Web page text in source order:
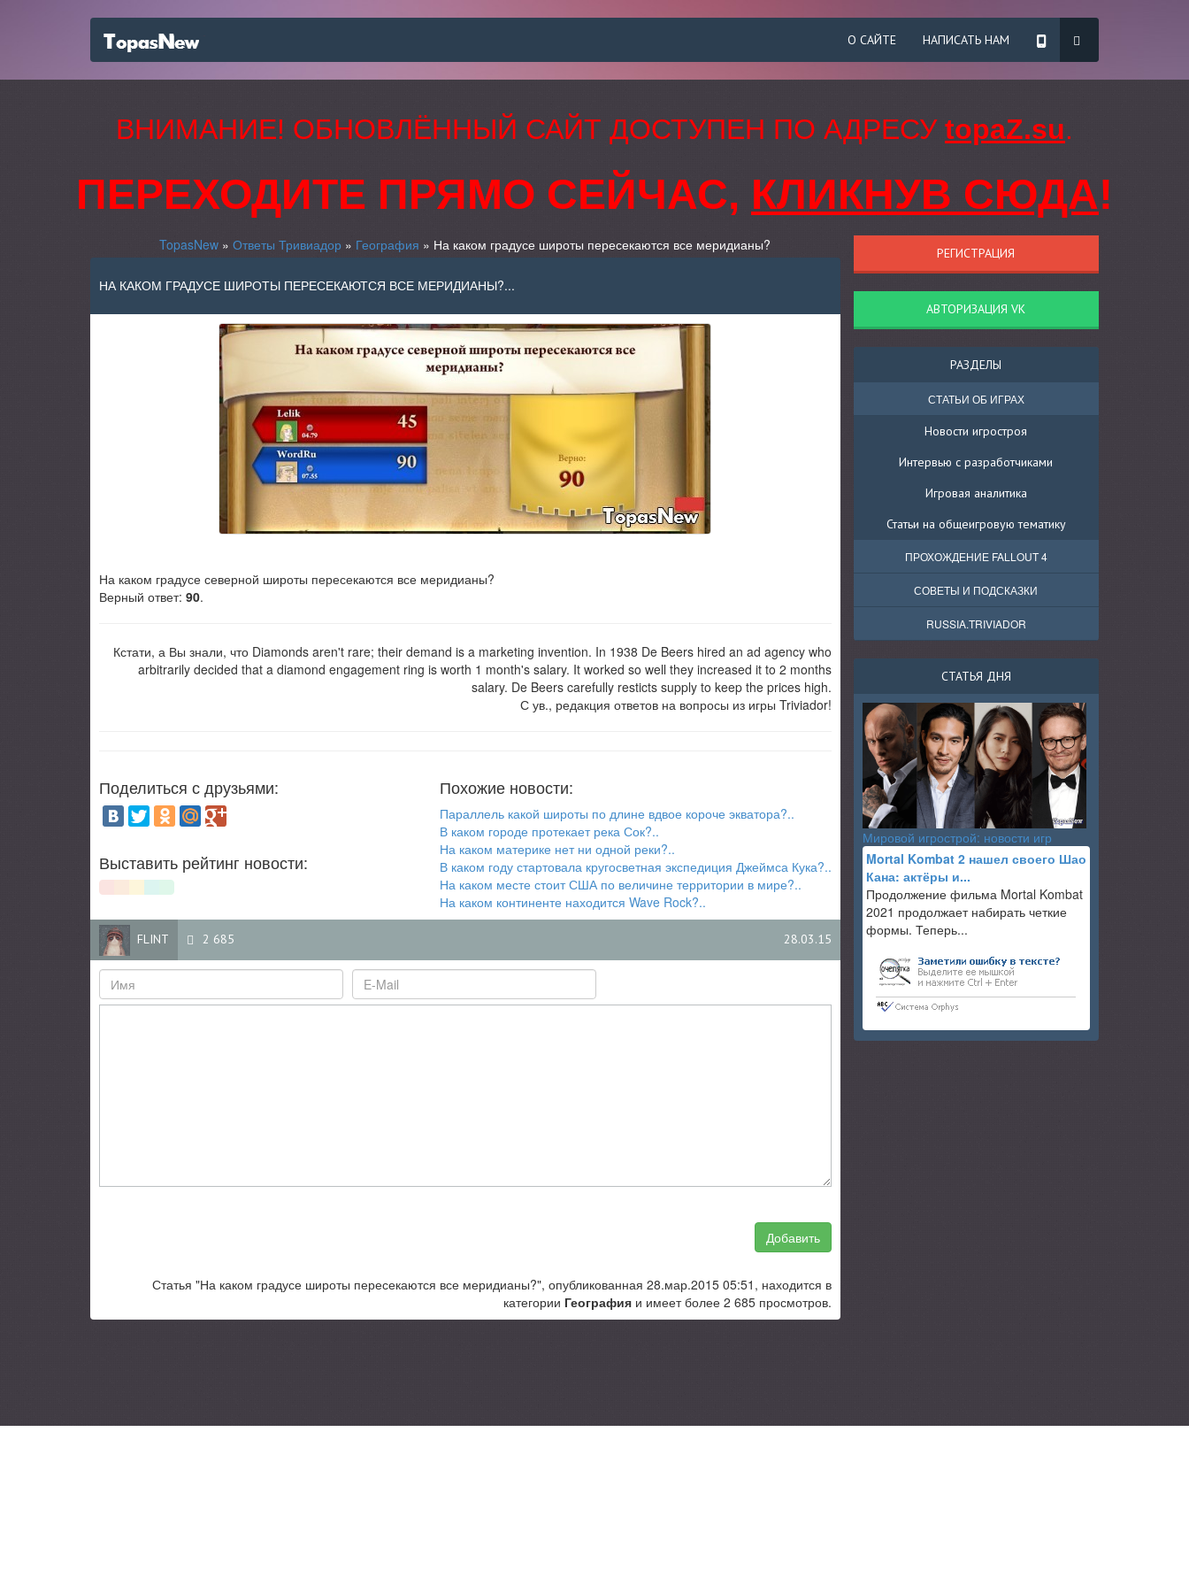
О САЙТЕ НАПИСАТЬ НАМ
ВНИМАНИЕ! ОБНОВЛЁННЫЙ САЙТ ДОСТУПЕН ПО АДРЕСУ topaZ.su.
ПЕРЕХОДИТЕ ПРЯМО СЕЙЧАС, КЛИКНУВ СЮДА!
TopasNew »Ответы Тривиадор » География » На каком градусе широты пересекаются все меридианы?
НА КАКОМ ГРАДУСЕ ШИРОТЫ ПЕРЕСЕКАЮТСЯ ВСЕ МЕРИДИАНЫ?...
На каком градусе северной широты пересекаются все меридианы?
Верный ответ: 90.
Кстати, а Вы знали, что Diamonds aren't rare; their demand is a marketing invention. In 1938 De Beers hired an ad agency who
arbitrarily decided that a diamond engagement ring is worth 1 month's salary. It worked so well they increased it to 2 months
salary. De Beers carefully resticts supply to keep the prices high.
С ув., редакция ответов на вопросы из игры Triviador!
Поделиться с друзьями:
Выставить рейтинг новости:
Похожие новости:
Параллель какой широты по длине вдвое короче экватора?..
В каком городе протекает река Сок?..
На каком материке нет ни одной реки?..
В каком году стартовала кругосветная экспедиция Джеймса Кука?..
На каком месте стоит США по величине территории в мире?..
На каком континенте находится Wave Rock?..
FLINT 2 685 28.03.15
Добавить
Статья "На каком градусе широты пересекаются все меридианы?", опубликованная 28.мар.2015 05:51, находится в
категории Географияи имеет более 2 685 просмотров.
РЕГИСТРАЦИЯ
АВТОРИЗАЦИЯ VK
РАЗДЕЛЫ
СТАТЬИ ОБ ИГРАХ
Новости игростроя
Интервью с разработчиками
Игровая аналитика
Статьи на общеигровую тематику
ПРОХОЖДЕНИЕ FALLOUT 4
СОВЕТЫ И ПОДСКАЗКИ
RUSSIA.TRIVIADOR
СТАТЬЯ ДНЯ
Мировой игрострой: новости игр
Mortal Kombat 2 нашел своего Шао
Кана: актёры и...
Продолжение фильма Mortal Kombat
2021 продолжает набирать четкие
формы. Теперь...